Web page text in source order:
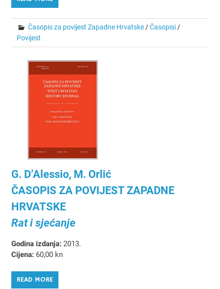
Časopis za povijest Zapadne Hrvatske/Časopisi/
Povijest
G. D’Alessio, M. Orlić
ČASOPIS ZA POVIJEST ZAPADNE
HRVATSKE
Rat i sjećanje
Godina izdanja:2013.
Cijena:60,00 kn
READ MORE